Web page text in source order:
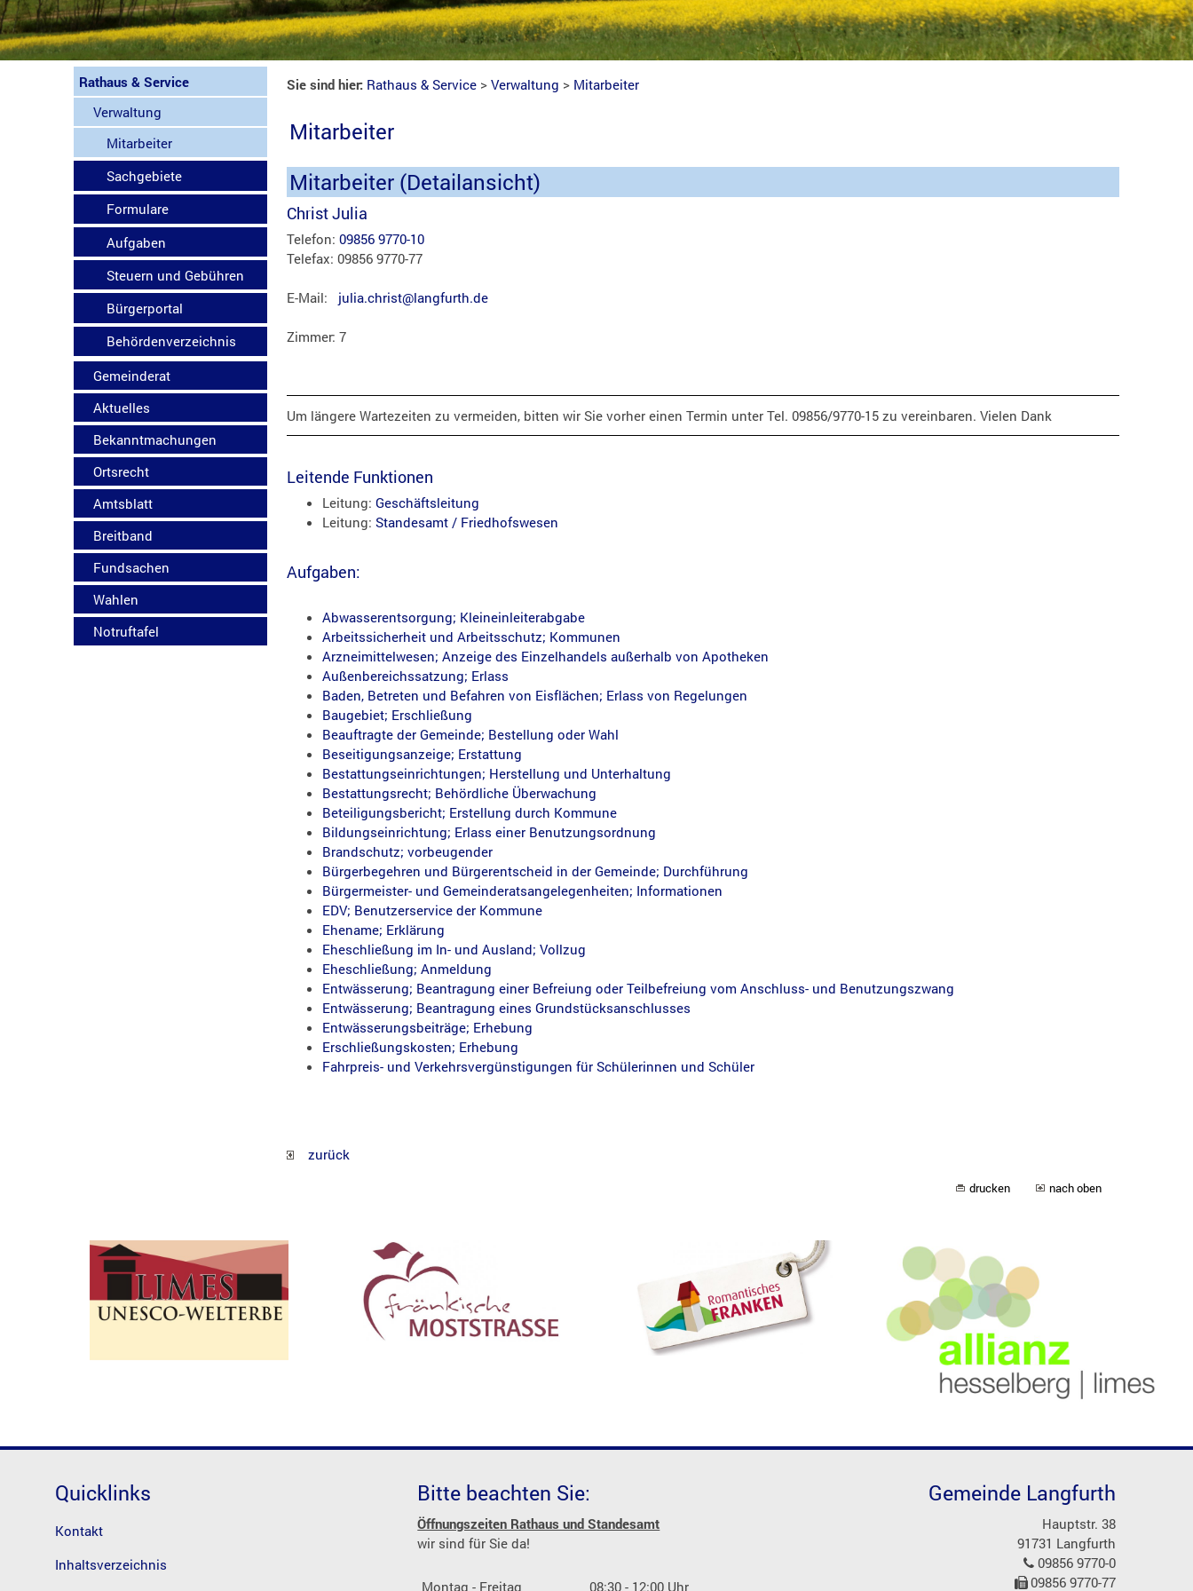
Rathaus & Service
Verwaltung
Mitarbeiter
Sachgebiete
Formulare
Aufgaben
Steuern und Gebühren
Bürgerportal
Behördenverzeichnis
Gemeinderat
Aktuelles
Bekanntmachungen
Ortsrecht
Amtsblatt
Breitband
Fundsachen
Wahlen
Notruftafel
Sie sind hier: Rathaus & Service >Verwaltung > Mitarbeiter
Mitarbeiter
Mitarbeiter (Detailansicht)
Christ Julia
Telefon:09856 9770-10
Telefax: 09856 9770-77
E-Mail: julia.christ@langfurth.de
Zimmer: 7
Um längere Wartezeiten zu vermeiden, bitten wir Sie vorher einen Termin unter Tel. 09856/9770-15 zu vereinbaren. Vielen Dank
Leitende Funktionen
Leitung:Geschäftsleitung
Leitung:Standesamt / Friedhofswesen
Aufgaben:
Abwasserentsorgung; Kleineinleiterabgabe
Arbeitssicherheit und Arbeitsschutz; Kommunen
Arzneimittelwesen; Anzeige des Einzelhandels außerhalb von Apotheken
Außenbereichssatzung; Erlass
Baden, Betreten und Befahren von Eisflächen; Erlass von Regelungen
Baugebiet; Erschließung
Beauftragte der Gemeinde; Bestellung oder Wahl
Beseitigungsanzeige; Erstattung
Bestattungseinrichtungen; Herstellung und Unterhaltung
Bestattungsrecht; Behördliche Überwachung
Beteiligungsbericht; Erstellung durch Kommune
Bildungseinrichtung; Erlass einer Benutzungsordnung
Brandschutz; vorbeugender
Bürgerbegehren und Bürgerentscheid in der Gemeinde; Durchführung
Bürgermeister- und Gemeinderatsangelegenheiten; Informationen
EDV; Benutzerservice der Kommune
Ehename; Erklärung
Eheschließung im In- und Ausland; Vollzug
Eheschließung; Anmeldung
Entwässerung; Beantragung einer Befreiung oder Teilbefreiung vom Anschluss- und Benutzungszwang
Entwässerung; Beantragung eines Grundstücksanschlusses
Entwässerungsbeiträge; Erhebung
Erschließungskosten; Erhebung
Fahrpreis- und Verkehrsvergünstigungen für Schülerinnen und Schüler
zurück
drucken nach oben
Quicklinks
Kontakt
Inhaltsverzeichnis
Bitte beachten Sie:
Öffnungszeiten Rathaus und Standesamt
wir sind für Sie da!
Montag - Freitag 08:30 - 12:00 Uhr
Gemeinde Langfurth
Hauptstr. 38
91731 Langfurth
09856 9770-0
09856 9770-77